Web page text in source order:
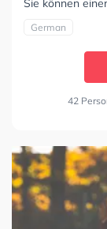
Sie können
German
42